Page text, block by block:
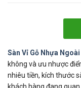
Sàn Vỉ Gỗ Nhựa
không và ưu nhược
nhiêu tiền, kích thước